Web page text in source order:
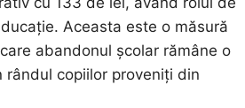
Aceasta este o măsură
abandonul școlar rămâne o
rândul copiilor proveniți din